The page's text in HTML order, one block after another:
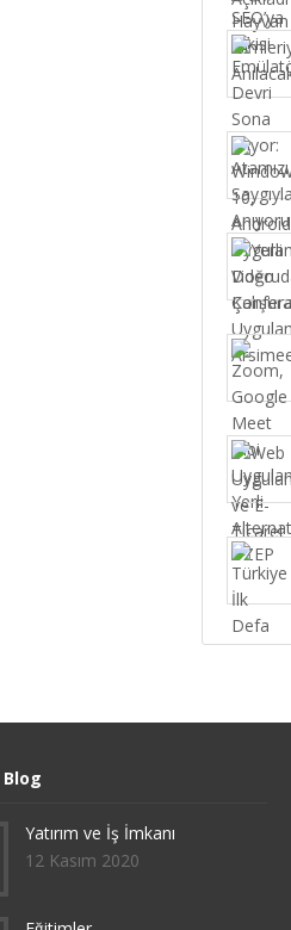
Yatırım ve İş İmkanı
12 Kasım 2020